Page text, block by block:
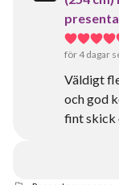
för 4 dagar
Väldigt
och god
fint skick